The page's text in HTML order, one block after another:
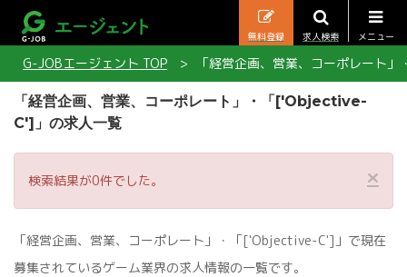
メニュー
求人検索
無料登録
G-JOBエージェント TOP 「経営企画、営業、コーポレート
「経営企画、営業、コーポレート」・「['Objective-
C']」の求人一覧
×
検索結果が0件でした。
「経営企画、営業、コーポレート」・「['Objective-C']」で現在
募集されているゲーム業界の求人情報の一覧です。